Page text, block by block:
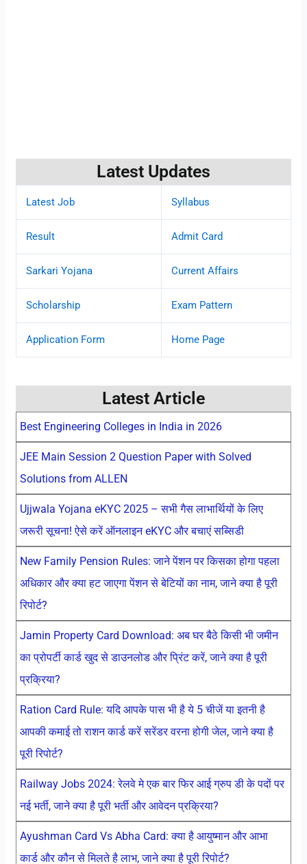
Latest Updates
Latest Job Syllabus
Result Admit Card
Sarkari Yojana Current Affairs
Scholarship Exam Pattern
Application Form Home Page
Latest Article
Best Engineering Colleges in India in 2026
JEE Main Session 2 Question Paper with Solved
Solutions from ALLEN
Ujjwala Yojana eKYC 2025 – सभी गैस लाभार्थियों के लिए
जरूरी सूचना! ऐसे करें ऑनलाइन eKYC और बचाएं सब्सिडी
New Family Pension Rules: जाने पेंशन पर किसका होगा पहला
अधिकार और क्या हट जाएगा पेंशन से बेटियों का नाम, जाने क्या है पूरी
रिपोर्ट?
Jamin Property Card Download: अब घर बैठे किसी भी जमीन
का प्रोपर्टी कार्ड खुद से डाउनलोड और प्रिंट करें, जाने क्या है पूरी
प्रक्रिया?
Ration Card Rule: यदि आपके पास भी है ये 5 चीजें या इतनी है
आपकी कमाई तो राशन कार्ड करें सरेंडर वरना होगी जेल, जाने क्या है
पूरी रिपोर्ट?
Railway Jobs 2024: रेलवे मे एक बार फिर आई ग्रुप डी के पदों पर
नई भर्ती, जाने क्या है पूरी भर्ती और आवेदन प्रक्रिया?
Ayushman Card Vs Abha Card: क्या है आयुष्मान और आभा
कार्ड और कौन से मिलते है लाभ, जाने क्या है पूरी रिपोर्ट?